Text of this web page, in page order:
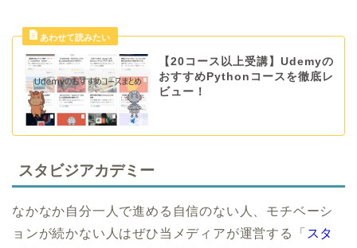
【20コース以上受講】Udemyの
おすすめPythonコースを徹底レ
ビュー！
スタビジアカデミー
なかなか自分一人で進める自信のない人、モチベーシ
ョンが続かない人はぜひ当メディアが運営する「 スタ